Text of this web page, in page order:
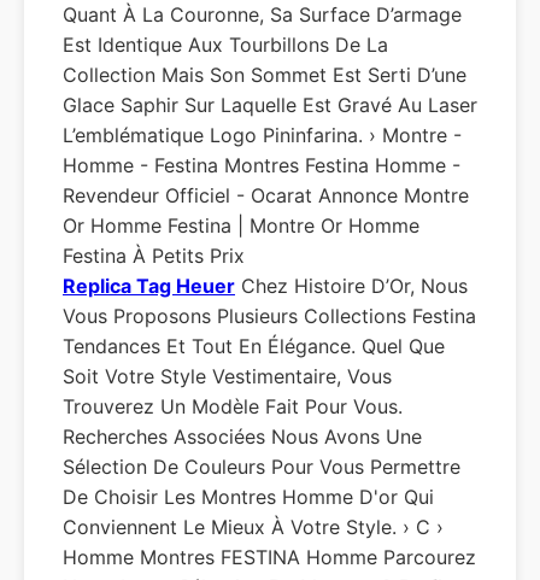
Quant À La Couronne, Sa Surface D’armage
Est Identique Aux Tourbillons De La
Collection Mais Son Sommet Est Serti D’une
Glace Saphir Sur Laquelle Est Gravé Au Laser
L’emblématique Logo Pininfarina. › Montre -
Homme - Festina Montres Festina Homme -
Revendeur Officiel - Ocarat Annonce Montre
Or Homme Festina | Montre Or Homme
Festina À Petits Prix
Replica Tag Heuer Chez Histoire D’Or, Nous
Vous Proposons Plusieurs Collections Festina
Tendances Et Tout En Élégance. Quel Que
Soit Votre Style Vestimentaire, Vous
Trouverez Un Modèle Fait Pour Vous.
Recherches Associées Nous Avons Une
Sélection De Couleurs Pour Vous Permettre
De Choisir Les Montres Homme D'or Qui
Conviennent Le Mieux À Votre Style. › C ›
Homme Montres FESTINA Homme Parcourez